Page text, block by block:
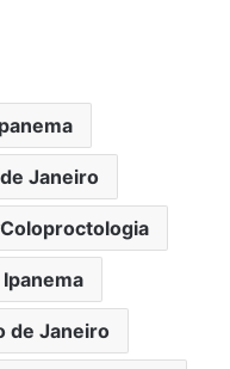
Janeiro
Coloproctologia
de Janeiro